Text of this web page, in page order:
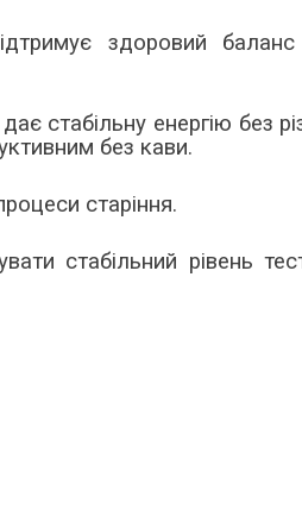
здоровий
стабільну енергію без
без кави.
старіння.
стабільний рівень